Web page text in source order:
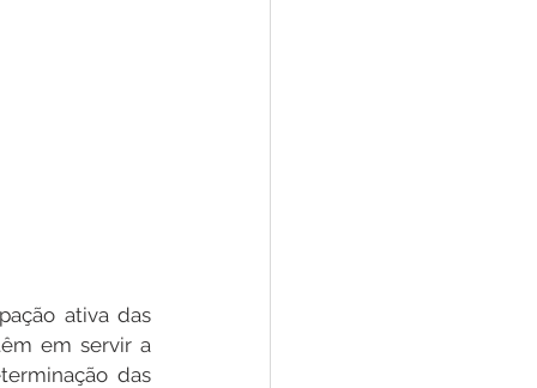
ativa das
em servir a
das